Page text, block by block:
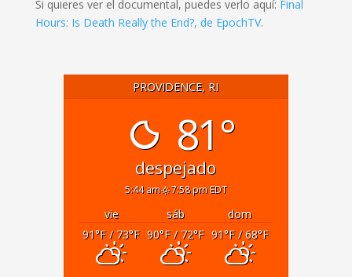
Si quieres ver el documental, puedes verlo aquí: Final
Hours: Is Death Really the End?, de EpochTV.
PROVIDENCE, RI
81°
despejado
5:44 am 7:58 pm EDT
vie sáb
dom
91°F/ 73°F 90°F/ 72°F 91°F/ 68°F